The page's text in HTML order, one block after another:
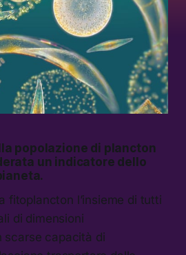
popolazione di plancton
un indicatore dello
fitoplancton l’insieme di tutti
di dimensioni
scarse capacità di